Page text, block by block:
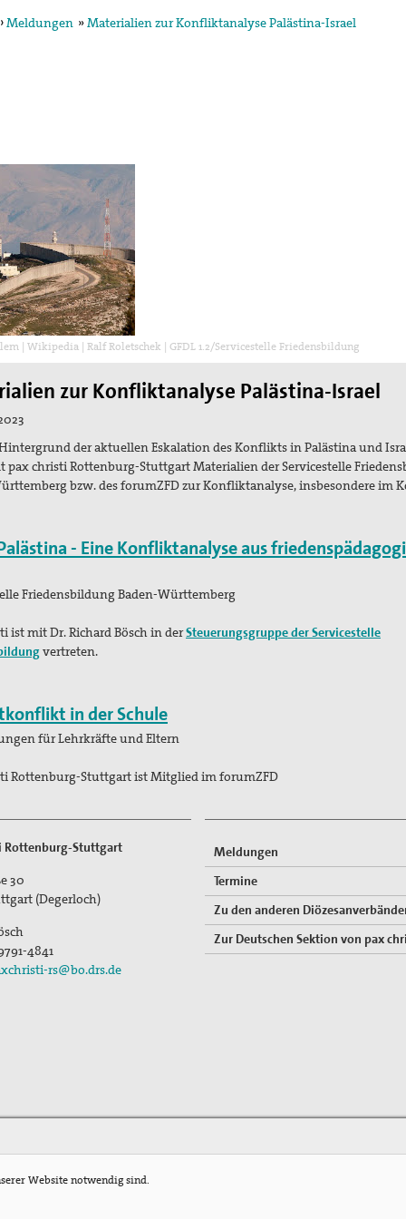
›Meldungen »Materialien zur Konfliktanalyse Palästina-Israel
| Wikipedia | Ralf Roletschek | GFDL 1.2/Servicestelle Friedensbildung
des weltweiten
des II. Weltkrieges,
die Hand
zur Konfliktanalyse Palästina-Israel
der aktuellen Eskalation des Konflikts in Palästina und
pax christi Rottenburg-Stuttgart Materialien der Servicestelle
bzw. des forumZFD zur Konfliktanalyse, insbesondere im
- Eine Konfliktanalyse aus
Friedensbildung Baden-Württemberg
ist mit Dr. Richard Bösch in derSteuerungsgruppe der Servicestelle
vertreten.
in der Schule
für Lehrkräfte und Eltern
Rottenburg-Stuttgart ist Mitglied im forumZFD
Rottenburg-Stuttgart
30
(Degerloch)
4841
rs@bo.drs.de
Meldungen
Termine
Zu den anderen
Zur Deutschen Sektion von pax
Website notwendig sind.